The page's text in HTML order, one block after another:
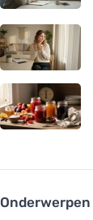
Onderwerpen